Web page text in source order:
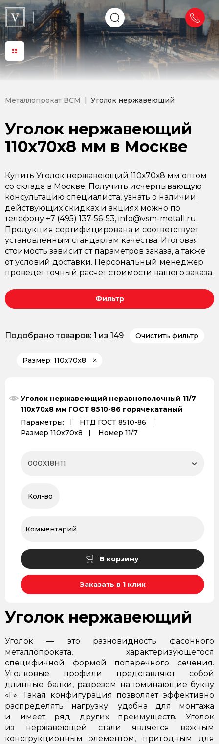
Металлопрокат ВСМ Уголок нержавеющий
Уголок нержавеющий
110х70х8 мм в Москве
Купить Уголок нержавеющий 110х70х8 мм оптом
со склада в Москве. Получить исчерпывающую
консультацию специалиста, узнать о наличии,
действующих скидках и акциях можно по
телефону +7 (495) 137-56-53, info@vsm-metall.ru.
Продукция сертифицирована и соответствует
установленным стандартам качества. Итоговая
стоимость зависит от параметров заказа, а также
от условий доставки. Персональный менеджер
проведет точный расчет стоимости вашего заказа.
Фильтр
Подобрано товаров: 1 из 149 Очистить фильтр
Размер: 110х70х8
Уголок нержавеющий неравнополочный 11/7
110х70х8 мм ГОСТ 8510-86 горячекатаный
Параметры:
НТД ГОСТ 8510-86
Размер 110х70х8
Номер 11/7
В корзину
Заказать в 1 клик
Уголок нержавеющий
Уголок — это разновидность фасонного
металлопроката, характеризующегося
специфичной формой поперечного сечения.
Уголковые профили представляют собой
длинные балки, разрезом напоминающие букву
«Г». Такая конфигурация позволяет эффективно
распределять нагрузку, удобна для монтажа
и имеет ряд других преимуществ. Уголок
из нержавеющей стали является важным
конструкционным элементом, пригодным для